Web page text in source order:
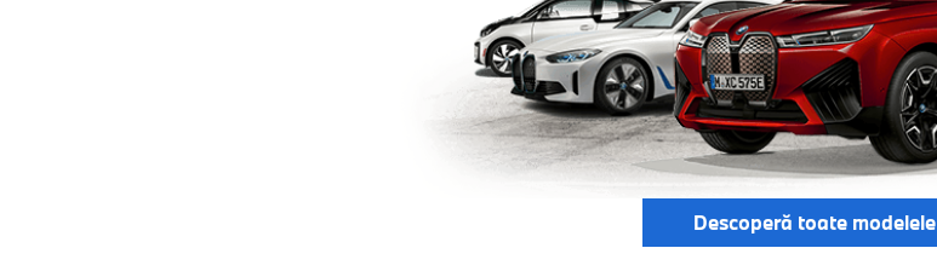
Descoperă toate modelele